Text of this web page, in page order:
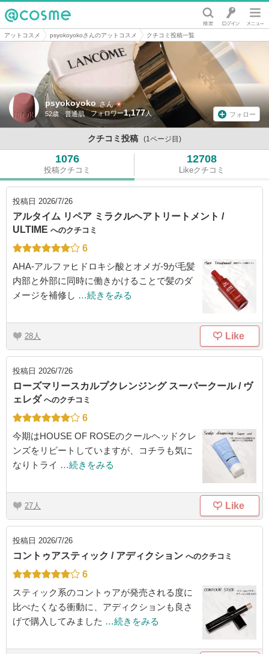
@cosme
アットコスメ psyokoyokoさんのアットコスメ クチコミ投稿一覧
psyokoyoko さん
52歳 普通肌 1,177 フォロー
クチコミ投稿 (1ページ目)
1076
投稿クチコミ
12708
Likeクチコミ
投稿日 2026/7/26
アルタイム リペア ミラクルヘアトリートメント /
ULTIME へのクチコミ
6
AHA-アルファヒドロキシ酸とオメガ-9が毛髪
内部と外部に同時に働きかけることで髪のダ
メージを補修し …続きをみる
28 Like
投稿日 2026/7/26
ローズマリースカルプクレンジング スーパークール / ヴ
ェレダ へのクチコミ
6
今期はHOUSE OF ROSEのクールヘッドクレ
ンズをリピートしていますが、コチラも気に
なりトライ …続きをみる
27 Like
投稿日 2026/7/26
コントゥアスティック / アディクション へのクチコミ
6
スティック系のコントゥアが発売される度に
比べたくなる衝動に、アディクションも良さ
げで購入してみました …続きをみる